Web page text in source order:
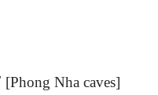
Nha caves]